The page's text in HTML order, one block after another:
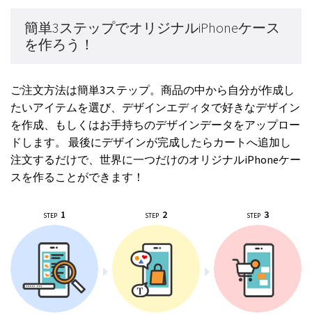
簡単3ステップでオリジナルiPhoneケース
を作ろう！
ご注文方法は簡単3ステップ。商品の中から自分が作成し
たいアイテムを選び、デザインエディタで好きなデザイン
を作成、もしくはお手持ちのデザインデータをアップロー
ドします。 最後にデザインが完成したらカートへ追加し
注文するだけで、世界に一つだけのオリジナルiPhoneケー
スを作ることができます！
STEP 1 STEP 2 STEP 3